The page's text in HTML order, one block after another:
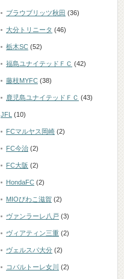
ブラウブリッツ秋田 (36)
大分トリニータ (46)
栃木SC (52)
福島ユナイテッドＦＣ (42)
藤枝MYFC (38)
鹿児島ユナイテッドＦＣ (43)
JFL (10)
FCマルヤス岡崎 (2)
FC今治 (2)
FC大阪 (2)
HondaFC (2)
MIOびわこ滋賀 (2)
ヴァンラーレ八戸 (3)
ヴィアティン三重 (2)
ヴェルスパ大分 (2)
コバルトーレ女川 (2)